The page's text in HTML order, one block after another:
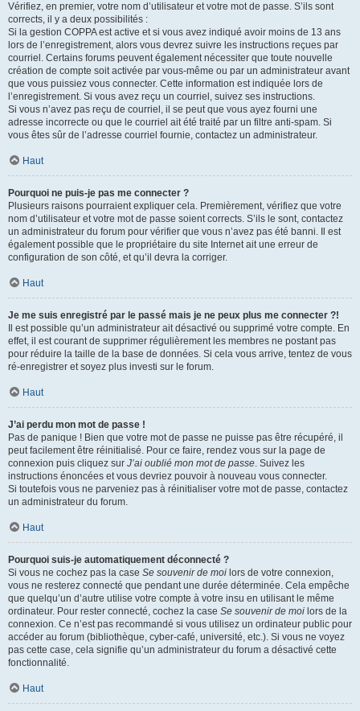
Vérifiez, en premier, votre nom d’utilisateur et votre mot de passe. S’ils sont
corrects, il y a deux possibilités :
Si la gestion COPPA est active et si vous avez indiqué avoir moins de 13 ans
lors de l’enregistrement, alors vous devrez suivre les instructions reçues par
courriel. Certains forums peuvent également nécessiter que toute nouvelle
création de compte soit activée par vous-même ou par un administrateur avant
que vous puissiez vous connecter. Cette information est indiquée lors de
l’enregistrement. Si vous avez reçu un courriel, suivez ses instructions.
Si vous n’avez pas reçu de courriel, il se peut que vous ayez fourni une
adresse incorrecte ou que le courriel ait été traité par un filtre anti-spam. Si
vous êtes sûr de l’adresse courriel fournie, contactez un administrateur.
Haut
Pourquoi ne puis-je pas me connecter ?
Plusieurs raisons pourraient expliquer cela. Premièrement, vérifiez que votre
nom d’utilisateur et votre mot de passe soient corrects. S’ils le sont, contactez
un administrateur du forum pour vérifier que vous n’avez pas été banni. Il est
également possible que le propriétaire du site Internet ait une erreur de
configuration de son côté, et qu’il devra la corriger.
Haut
Je me suis enregistré par le passé mais je ne peux plus me connecter ?!
Il est possible qu’un administrateur ait désactivé ou supprimé votre compte. En
effet, il est courant de supprimer régulièrement les membres ne postant pas
pour réduire la taille de la base de données. Si cela vous arrive, tentez de vous
ré-enregistrer et soyez plus investi sur le forum.
Haut
J’ai perdu mon mot de passe !
Pas de panique ! Bien que votre mot de passe ne puisse pas être récupéré, il
peut facilement être réinitialisé. Pour ce faire, rendez vous sur la page de
connexion puis cliquez sur J’ai oublié mon mot de passe. Suivez les
instructions énoncées et vous devriez pouvoir à nouveau vous connecter.
Si toutefois vous ne parveniez pas à réinitialiser votre mot de passe, contactez
un administrateur du forum.
Haut
Pourquoi suis-je automatiquement déconnecté ?
Si vous ne cochez pas la case Se souvenir de moi lors de votre connexion,
vous ne resterez connecté que pendant une durée déterminée. Cela empêche
que quelqu’un d’autre utilise votre compte à votre insu en utilisant le même
ordinateur. Pour rester connecté, cochez la case Se souvenir de moi lors de la
connexion. Ce n’est pas recommandé si vous utilisez un ordinateur public pour
accéder au forum (bibliothèque, cyber-café, université, etc.). Si vous ne voyez
pas cette case, cela signifie qu’un administrateur du forum a désactivé cette
fonctionnalité.
Haut